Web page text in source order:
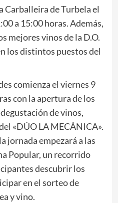
Carballeira de Turbela el
a 15:00 horas. Además,
mejores vinos de la D.O.
los distintos puestos del
comienza el viernes 9
con la apertura de los
de vinos,
«DÚO LA MECÁNICA».
jornada empezará a las
Popular, un recorrido
descubrir los
en el sorteo de
y vino.